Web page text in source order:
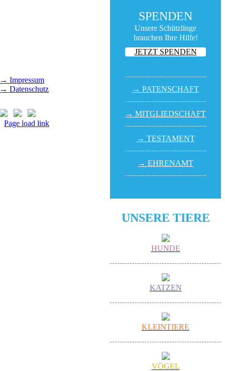
SPENDEN
Unsere Schützlinge
brauchen Ihre Hilfe!
JETZT SPENDEN
→ PATEN­SCHAFT
→ MITGLIED­SCHAFT
→ TESTA­MENT
→ EHREN­AMT
UNSERE TIERE
HUNDE
KATZEN
KLEINTIERE
VÖGEL
→ Impressum
→ Datenschutz
Page load link